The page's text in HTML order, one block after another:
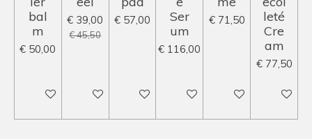
bal
m
€ 50,00
In winkelwagen
€ 39,00
€ 45,50
In winkelwagen
€ 57,00
In winkelwagen
Ser
um
€ 116,00
In winkelwagen
€ 71,50
In winkelwagen
leté
Cre
am
€ 77,50
In